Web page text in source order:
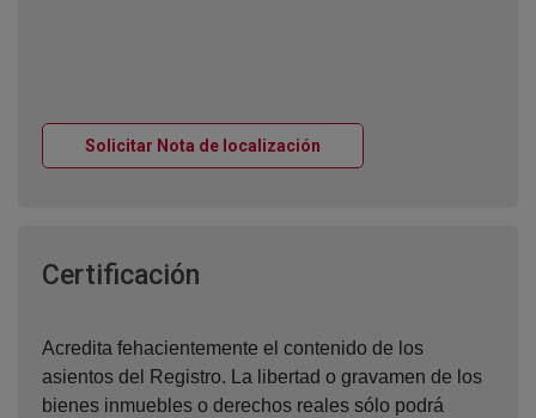
Solicitar Nota de localización
Certificación
Acredita fehacientemente el contenido de los
asientos del Registro. La libertad o gravamen de los
bienes inmuebles o derechos reales sólo podrá